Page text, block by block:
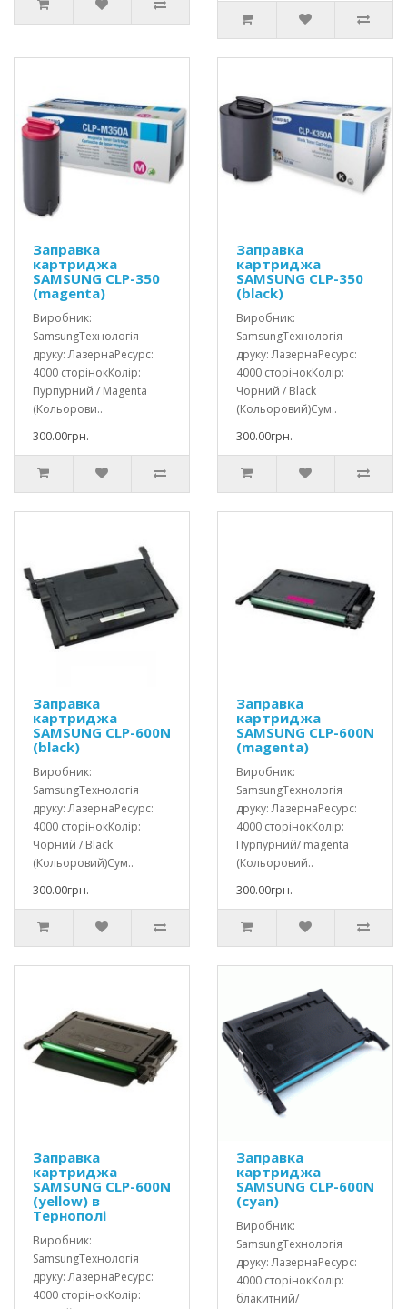
Заправка
картриджа
SAMSUNG CLP-350
(magenta)
Виробник:
SamsungТехнологія
друку: ЛазернаРесурс:
4000 сторінокКолір:
Пурпурний / Magenta
(Кольорови..
300.00грн.
Заправка
картриджа
SAMSUNG CLP-350
(black)
Виробник:
SamsungТехнологія
друку: ЛазернаРесурс:
4000 сторінокКолір:
Чорний / Black
(Кольоровий)Сум..
300.00грн.
Заправка
картриджа
SAMSUNG CLP-600N
(black)
Виробник:
SamsungТехнологія
друку: ЛазернаРесурс:
4000 сторінокКолір:
Чорний / Black
(Кольоровий)Сум..
300.00грн.
Заправка
картриджа
SAMSUNG CLP-600N
(magenta)
Виробник:
SamsungТехнологія
друку: ЛазернаРесурс:
4000 сторінокКолір:
Пурпурний/ magenta
(Кольоровий..
300.00грн.
Заправка
картриджа
SAMSUNG CLP-600N
(yellow) в
Тернополі
Виробник:
SamsungТехнологія
друку: ЛазернаРесурс:
4000 сторінокКолір:
Заправка
картриджа
SAMSUNG CLP-600N
(cyan)
Виробник:
SamsungТехнологія
друку: ЛазернаРесурс:
4000 сторінокКолір:
блакитний/